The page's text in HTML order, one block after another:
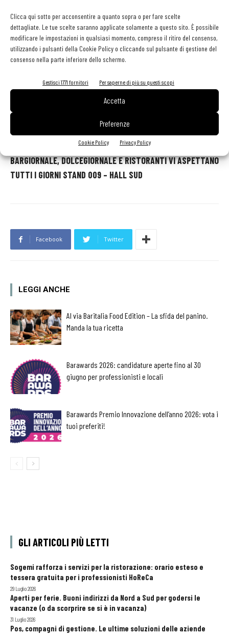
Clicca qui sotto per acconsentire a quanto sopra o per fare scelte
dettagliate. Le tue scelte saranno applicate solamente a questo sito. È possibile
modificare le impostazioni in qualsiasi momento, compreso il ritiro del consenso,
utilizzando i pulsanti della Cookie Policy o cliccando sul pulsante di gestione del
consenso nella parte inferiore dello schermo.
Gestisci 1771 fornitori Per saperne di più su questi scopi
Accetta
Preferenze
Cookie Policy Privacy Policy
Martedi 23 gennaio
ore 12.00 -17.00 - Laboratorio
Choc-tail è il primo laboratorio sperimentale tra
cioccolata e miscelazione. Sei noti bartender e il
Comaschipresentano la loro ricerca sul cacao nella miscelazione.
Previste sessioni di assaggio e degustazione.
da Bargiornale con Cacao Barry e Chocolate Academy
Center Milano. PADIGLIONE B3
BARGIORNALE, DOLCEGIORNALE E RISTORANTI VI ASPETTANO
TUTTI I GIORNI STAND 009 – HALL SUD
Facebook Twitter
LEGGI ANCHE
Al via Baritalia Food Edition – La sfida del panino.
Manda la tua ricetta
Barawards 2026: candidature aperte fino al 30
giugno per professionisti e locali
Barawards Premio Innovazione dell’anno 2026: vota i
tuoi preferiti!
GLI ARTICOLI PIÙ LETTI
Sogemi rafforza i servizi per la ristorazione: orario esteso e
tessera gratuita per i professionisti HoReCa
29 Luglio 2026
Aperti per ferie. Buoni indirizzi da Nord a Sud per godersi le
vacanze (o da scorprire se si è in vacanza)
31 Luglio 2026
Pos, compagni di gestione. Le ultime soluzioni delle aziende